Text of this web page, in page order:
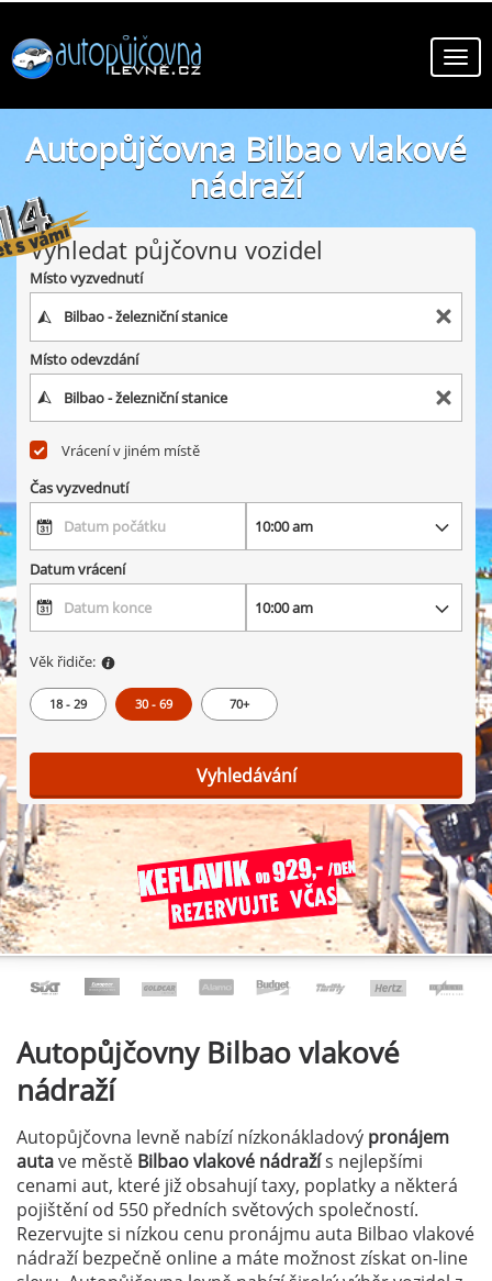
Autopůjčovna Bilbao vlakové
nádraží
online autopůjčovny ve městě Bilbao vlakové nádraží
Vyhledat půjčovnu vozidel
Místo vyzvednutí
Místo odevzdání
Vrácení v jiném místě
Čas vyzvednutí
Datum vrácení
Věk řidiče:
18 - 29 30 - 69 70+
Vyhledávání
AutopůjčovnyBilbao vlakové
nádraží
Autopůjčovna levně nabízí nízkonákladový pronájem
autave městě Bilbao vlakové nádražís nejlepšími
cenami aut, které již obsahují taxy, poplatky a některá
pojištění od 550 předních světových společností.
Rezervujte si nízkou cenu pronájmu auta Bilbao vlakové
nádraží bezpečně online a máte možnost získat on-line